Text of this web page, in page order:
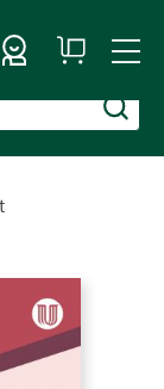
Sign In
My
Cart